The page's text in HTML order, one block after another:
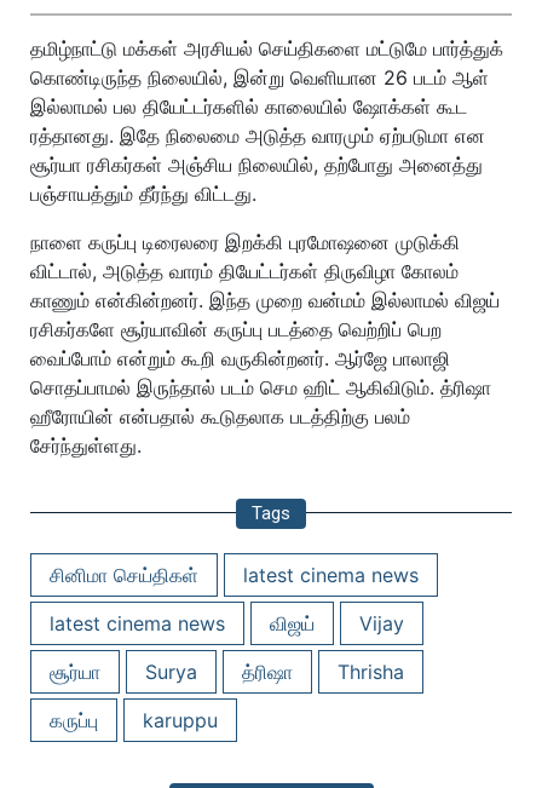
தமிழ்நாட்டு மக்கள் அரசியல் செய்திகளை மட்டுமே பார்த்துக்
கொண்டிருந்த நிலையில், இன்று வெளியான 26 படம் ஆள்
இல்லாமல் பல தியேட்டர்களில் காலையில் ஷோக்கள் கூட
ரத்தானது. இதே நிலைமை அடுத்த வாரமும் ஏற்படுமா என
சூர்யா ரசிகர்கள் அஞ்சிய நிலையில், தற்போது அனைத்து
பஞ்சாயத்தும் தீர்ந்து விட்டது.
நாளை கருப்பு டிரைலரை இறக்கி புரமோஷனை முடுக்கி
விட்டால், அடுத்த வாரம் தியேட்டர்கள் திருவிழா கோலம்
காணும் என்கின்றனர். இந்த முறை வன்மம் இல்லாமல் விஜய்
ரசிகர்களே சூர்யாவின் கருப்பு படத்தை வெற்றிப் பெற
வைப்போம் என்றும் கூறி வருகின்றனர். ஆர்ஜே பாலாஜி
சொதப்பாமல் இருந்தால் படம் செம ஹிட் ஆகிவிடும். த்ரிஷா
ஹீரோயின் என்பதால் கூடுதலாக படத்திற்கு பலம்
சேர்ந்துள்ளது.
Tags
சினிமா செய்திகள்
latest cinema news
latest cinema news
விஜய்
Vijay
சூர்யா
Surya த்ரிஷா
Thrisha
கருப்பு
karuppu